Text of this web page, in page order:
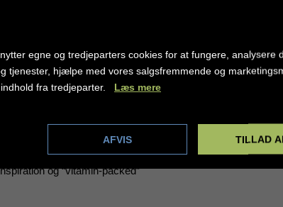
oplevelse – med både indendørs
omgivelser
og al fresco)
drikkevarer
og “vitamin-packed”
egne og tredjeparters cookies for at fungere, analysere
tjenester, hjælpe med vores salgsfremmende og
fra tredjeparter. Læs mere
AFVIS TILLAD